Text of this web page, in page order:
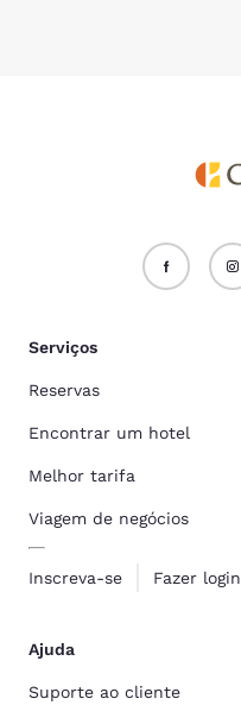
Serviços
Reservas
Encontrar um hotel
Melhor tarifa
Viagem de negócios
Inscreva-se Fazer login
Ajuda
Suporte ao cliente